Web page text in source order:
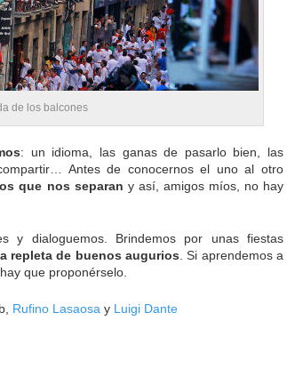
de los balcones
: un idioma, las ganas de pasarlo bien, las
Antes de conocernos el uno al otro
que nos separan y así, amigos míos, no hay
y dialoguemos. Brindemos por unas fiestas
repleta de buenos augurios . Si aprendemos a
que proponérselo.
Rufino Lasaosa y Luigi Dante